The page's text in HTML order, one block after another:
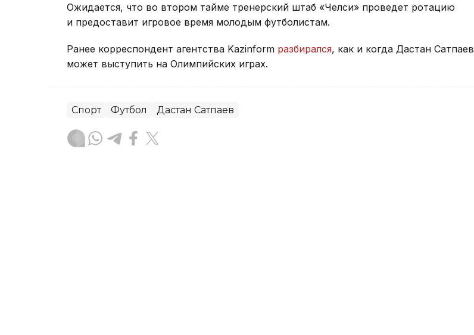
Ожидается, что во втором тайме тренерский штаб «Челси» проведет ротацию
и предоставит игровое время молодым футболистам.
Ранее корреспондент агентства Kazinform разбирался, как и когда Дастан Сатпаев
может выступить на Олимпийских играх.
Спорт Футбол Дастан Сатпаев